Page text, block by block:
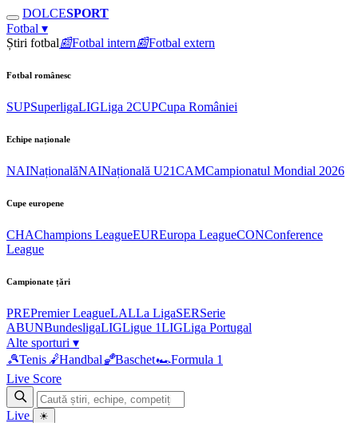
DOLCESPORT
Fotbal ▾
Știri fotbal📰Fotbal intern📰Fotbal extern
Fotbal românesc
SUPSuperligaLIGLiga 2CUPCupa României
Echipe naționale
NAINaționalăNAINațională U21CAMCampionatul Mondial 2026
Cupe europene
CHAChampions LeagueEUREuropa LeagueCONConference
League
Campionate țări
PREPremier LeagueLALLa LigaSERSerie
ABUNBundesligaLIGLigue 1LIGLiga Portugal
Alte sporturi ▾
🎾Tenis 🤾Handbal🏀Baschet🏎Formula 1
Live Score
Live ☀